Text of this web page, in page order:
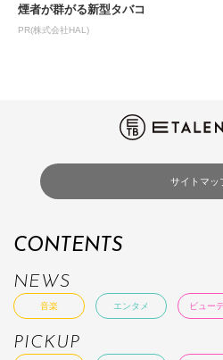
煙者が群がる新型タバコ
PR(株式会社HAL)
サイトマッ
CONTENTS
NEWS
音楽 エンタメ ビュー
PICKUP